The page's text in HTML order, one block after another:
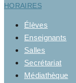
HORAIRES
Élèves
Enseignants
Salles
Secrétariat
Médiathèque